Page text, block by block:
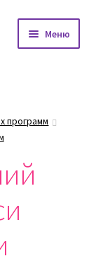
Меню
программ